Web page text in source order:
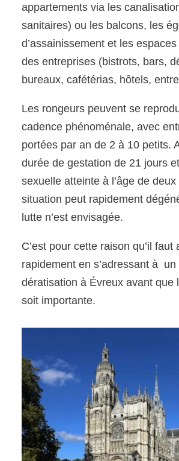
appartements via les
sanitaires) ou les balcons, les
d’assainissement et les
des entreprises (bistrots, bars,
bureaux, cafétérias, hôtels,
Les rongeurs peuvent se
cadence phénoménale, avec
portées par an de 2 à 10 petits.
durée de gestation de 21 jours
sexuelle atteinte à l’âge de
situation peut rapidement
lutte n’est envisagée.
C’est pour cette raison qu’il faut
rapidement en s’adressant à
dératisation à Évreux avant que
soit importante.